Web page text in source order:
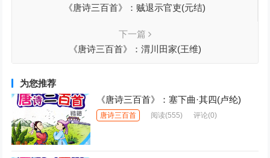
《唐诗三百首》：贼退示官吏(元结)
下一篇
《唐诗三百首》：渭川田家(王维)
为您推荐
《唐诗三百首》：塞下曲·其四(卢纶)
唐诗三百首 阅读(555) 评论(0)